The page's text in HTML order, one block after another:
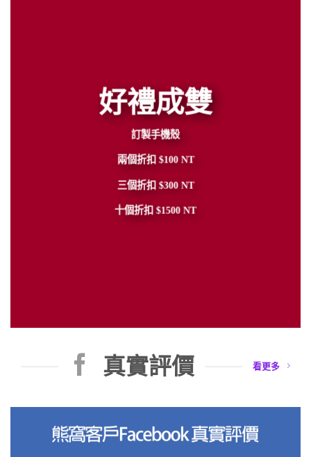
好禮成雙
訂製手機殼
兩個折扣 $100 NT
三個折扣 $300 NT
十個折扣 $1500 NT
真實評價 看更多